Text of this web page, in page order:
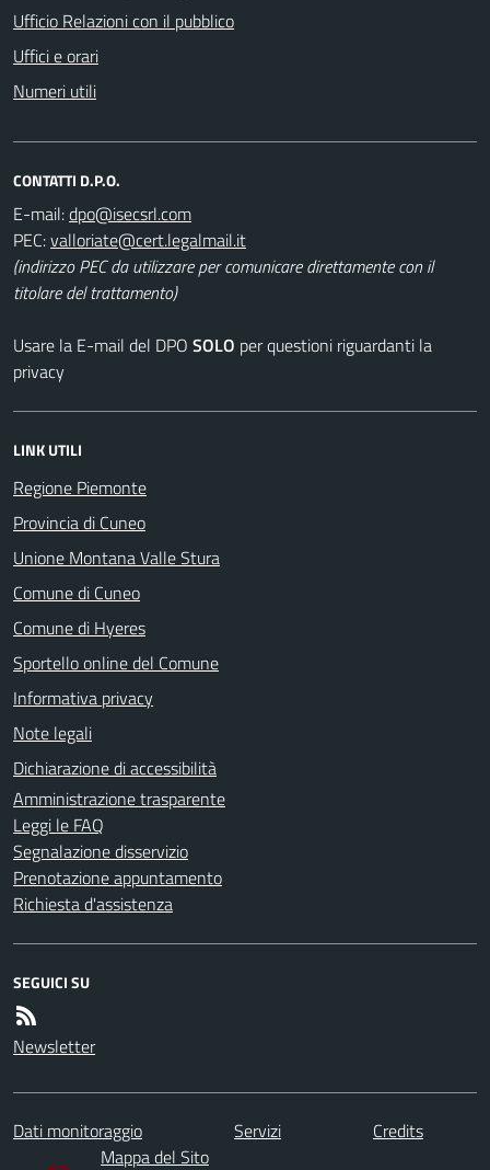
Ufficio Relazioni con il pubblico
Uffici e orari
Numeri utili
CONTATTI D.P.O.
E-mail:
PEC:
(indirizzo PEC da utilizzare per comunicare direttamente con il
titolare del trattamento)
Usare la E-mail del DPO SOLO per questioni riguardanti la
privacy
LINK UTILI
Regione Piemonte
Provincia di Cuneo
Unione Montana Valle Stura
Comune di Cuneo
Comune di Hyeres
Sportello online del Comune
Informativa privacy
Note legali
Dichiarazione di accessibilità
Amministrazione trasparente
Leggi le FAQ
Segnalazione disservizio
Prenotazione appuntamento
Richiesta d'assistenza
SEGUICI SU
Newsletter
Dati monitoraggio Servizi
Credits
Mappa del Sito